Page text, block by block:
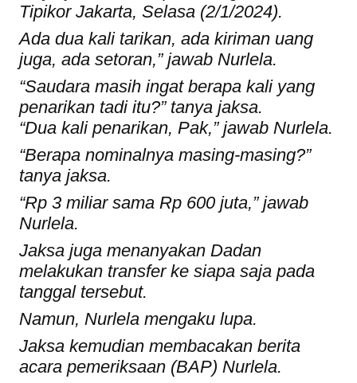
Tipikor Jakarta, Selasa (2/1/2024).
Ada dua kali tarikan, ada kiriman uang
juga, ada setoran,” jawab Nurlela.
“Saudara masih ingat berapa kali yang
penarikan tadi itu?” tanya jaksa.
“Dua kali penarikan, Pak,” jawab Nurlela.
“Berapa nominalnya masing-masing?”
tanya jaksa.
“Rp 3 miliar sama Rp 600 juta,” jawab
Nurlela.
Jaksa juga menanyakan Dadan
melakukan transfer ke siapa saja pada
tanggal tersebut.
Namun, Nurlela mengaku lupa.
Jaksa kemudian membacakan berita
acara pemeriksaan (BAP) Nurlela.